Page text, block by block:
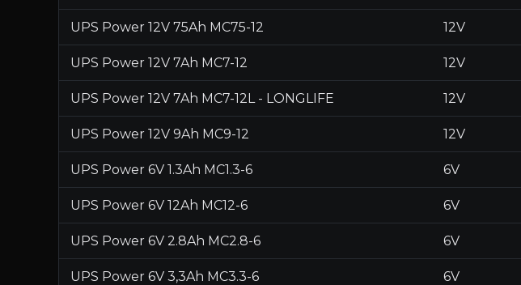
UPS Power 12V 75Ah MC75-12 12V
UPS Power 12V 7Ah MC7-12 12V
UPS Power 12V 7Ah MC7-12L - LONGLIFE 12V
UPS Power 12V 9Ah MC9-12 12V
UPS Power 6V 1.3Ah MC1.3-6 6V
UPS Power 6V 12Ah MC12-6 6V
UPS Power 6V 2.8Ah MC2.8-6 6V
UPS Power 6V 3,3Ah MC3.3-6 6V